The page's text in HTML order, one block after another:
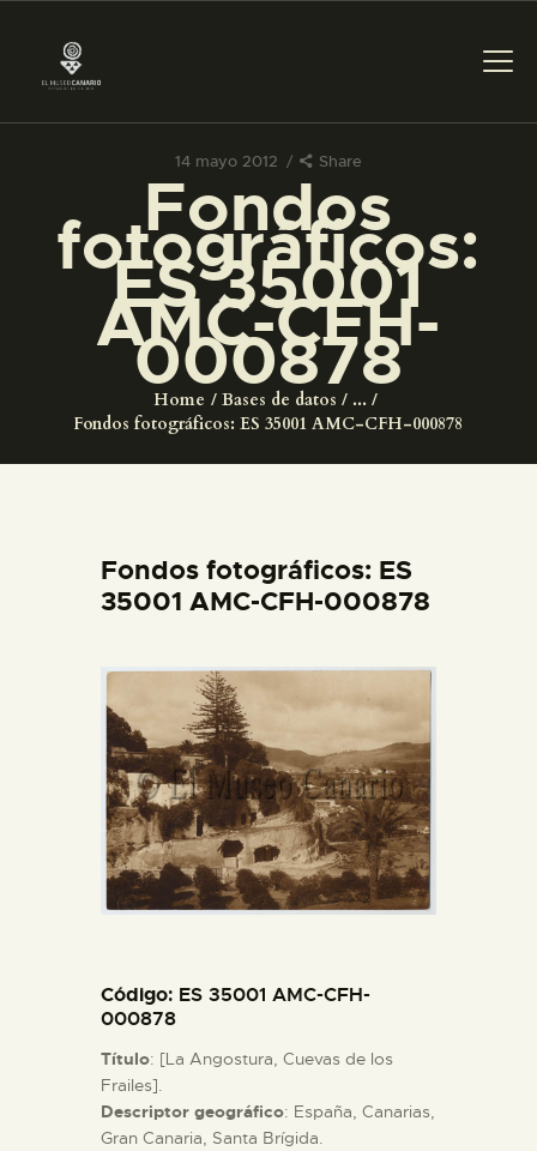
14 mayo 2012 Share
Fondos
fotográficos:
ES 35001
AMC-CFH-
000878
Home Bases de datos
...
Fondos fotográficos: ES 35001 AMC-CFH-000878
PREPARAR LA VISITA
ACTIVIDADES
█
EL MUSEO
DIDÁCTICA
PREPARAR LA VISITA
ACTIVIDADES
█
EL MUSEO
COLECCIONES
DIDÁCTICA
ESPAÑOL
Fondos fotográficos: ES
35001 AMC-CFH-000878
Código: ES 35001 AMC-CFH-
000878
Título: [La Angostura, Cuevas de los
Frailes].
Descriptor geográfico: España, Canarias,
Gran Canaria, Santa Brígida.